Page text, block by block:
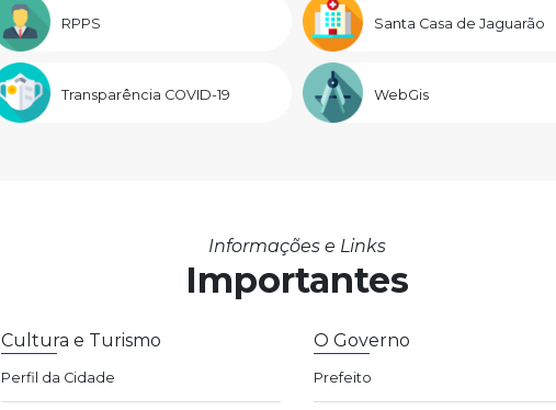
RPPS Santa Casa de Jaguarão
Transparência COVID-19 WebGis
Informações e Links
Importantes
Cultura e Turismo
Perfil da Cidade
O Governo
Prefeito